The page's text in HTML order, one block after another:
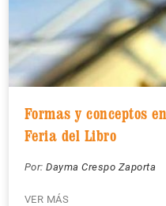
Formas y conceptos
Feria del Libro
Por: Dayma Crespo Zaporta
VER MÁS